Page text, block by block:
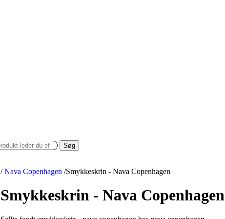
Søg
/ Nava Copenhagen /Smykkeskrin - Nava Copenhagen
Smykkeskrin - Nava Copenhagen